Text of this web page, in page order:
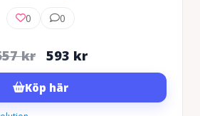
0 0
kr
Det
ursprungliga
priset
593 krDet
nuvarande
Köp här